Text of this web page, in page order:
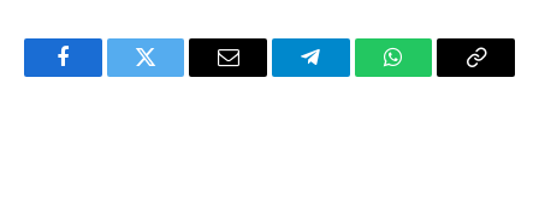
FacebookTwitter Email TelegramWhatsAppCopy